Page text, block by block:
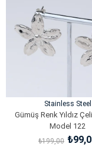
Stainless Steel
Gümüş Renk Yıldız
Model 122
₺199,00